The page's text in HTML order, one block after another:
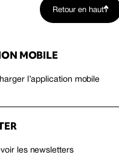
Retour en haut
MOBILE
l’application mobile
les newsletters